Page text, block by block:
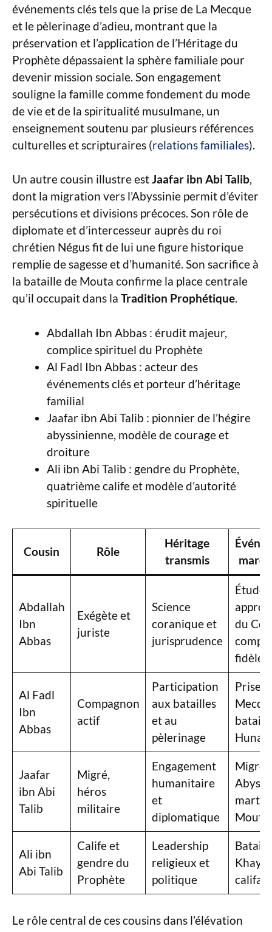
événements clés tels que la prise de La Mecque
et le pèlerinage d’adieu, montrant que la
préservation et l’application de l’Héritage du
Prophète dépassaient la sphère familiale pour
devenir mission sociale. Son engagement
souligne la famille comme fondement du mode
de vie et de la spiritualité musulmane, un
enseignement soutenu par plusieurs références
culturelles et scripturaires (relations familiales).
Un autre cousin illustre estJaafar ibn Abi Talib,
dont la migration vers l’Abyssinie permit d’éviter
persécutions et divisions précoces. Son rôle de
diplomate et d’intercesseur auprès du roi
chrétien Négus fit de lui une figure historique
remplie de sagesse et d’humanité. Son sacrifice à
la bataille de Mouta confirme la place centrale
qu’il occupait dans la Tradition Prophétique.
Abdallah Ibn Abbas : érudit majeur,
complice spirituel du Prophète
Al Fadl Ibn Abbas : acteur des
événements clés et porteur d’héritage
familial
Jaafar ibn Abi Talib : pionnier de l’hégire
abyssinienne, modèle de courage et
droiture
Ali ibn Abi Talib : gendre du Prophète,
quatrième calife et modèle d’autorité
spirituelle
Cousin Rôle
Héritage
transmis
Abdallah
Ibn
Abbas
Exégète et
juriste
Science
coranique et
jurisprudence
Étude
du
fidèle
Al Fadl
Ibn
Abbas
Compagnon
actif
Participation
aux batailles
et au
pèlerinage
Prise
Jaafar
ibn Abi
Talib
Migré,
héros
militaire
Engagement
humanitaire
et
diplomatique
Migré
martyr
Mouta
Ali ibn
Abi Talib
Calife et
gendre du
Prophète
Leadership
religieux et
politique
califat
Le rôle central de ces cousins dans l’élévation